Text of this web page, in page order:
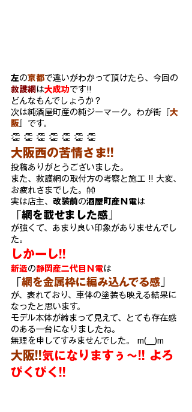
左の京都で違いがわかって頂けたら、今回の
救護網 は大成功です!!
どんなもんでしょうか？
次は純酒屋町産の純ジーマーク。わが街『 大
阪 』です。
👏 👏 👏 👏 👏 👏 👏
大阪西の苦情さま!!
投稿ありがとうございました。
また、救護網の取付方の考察と施工 !! 大変、
お疲れさまでした。👐
実は店主、 改装前の酒屋町産Ｎ電は
「網を載せました感
が強くて、あまり良い印象がありませんでし
た。
しかーし!!
新造の静岡産二代目 Ｎ電は
「網を金属枠に編み込んでる感
が、表れており、車体の塗装も映える結果に
なったと思います。
モデル本体が締まって見えて、とても存在感
のある一台になりましたね。
無理を申してすみませんでした。 m(__)m
大阪!!気になりますぅ～!! よろ
ぴくぴく!!